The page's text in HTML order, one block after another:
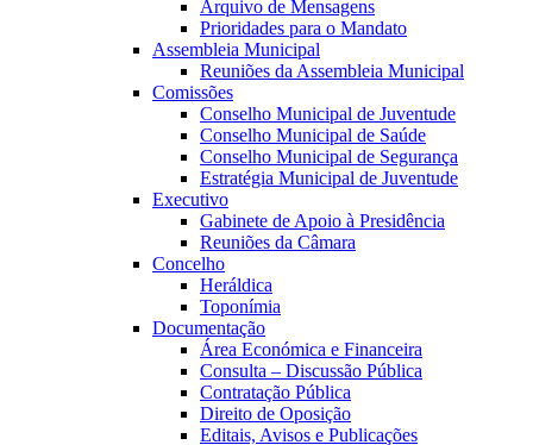
Arquivo de Mensagens
Prioridades para o Mandato
Assembleia Municipal
Reuniões da Assembleia Municipal
Comissões
Conselho Municipal de Juventude
Conselho Municipal de Saúde
Conselho Municipal de Segurança
Estratégia Municipal de Juventude
Executivo
Gabinete de Apoio à Presidência
Reuniões da Câmara
Concelho
Heráldica
Toponímia
Documentação
Área Económica e Financeira
Consulta – Discussão Pública
Contratação Pública
Direito de Oposição
Editais, Avisos e Publicações